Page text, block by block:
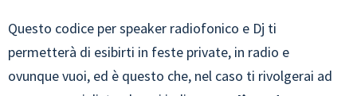
Questo codice per speaker radiofonico e Dj ti
permetterà di esibirti in feste private, in radio e
ovunque vuoi, ed è questo che, nel caso ti rivolgerai ad